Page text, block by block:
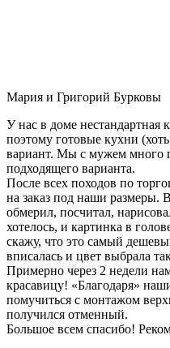
Мария и Григорий Бурковы
У нас в доме нестандартная
поэтому готовые кухни
вариант. Мы с мужем много
подходящего варианта.
После всех походов по
на заказ под наши размеры.
обмерил, посчитал,
хотелось, и картинка в
скажу, что это самый
вписалась и цвет выбрала
Примерно через 2 недели
красавицу! «Благодаря»
помучиться с монтажом
получился отменный.
Большое всем спасибо!